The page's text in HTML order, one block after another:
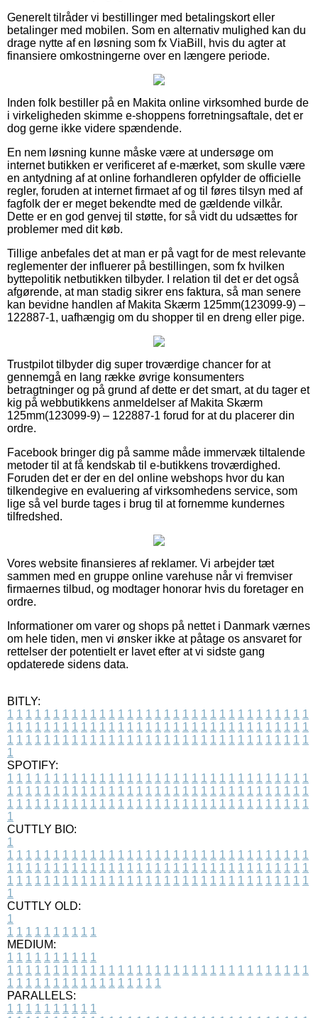
Generelt tilråder vi bestillinger med betalingskort eller
betalinger med mobilen. Som en alternativ mulighed kan du
drage nytte af en løsning som fx ViaBill, hvis du agter at
finansiere omkostningerne over en længere periode.
Inden folk bestiller på en Makita online virksomhed burde de
i virkeligheden skimme e-shoppens forretningsaftale, det er
dog gerne ikke videre spændende.
En nem løsning kunne måske være at undersøge om
internet butikken er verificeret af e-mærket, som skulle være
en antydning af at online forhandleren opfylder de officielle
regler, foruden at internet firmaet af og til føres tilsyn med af
fagfolk der er meget bekendte med de gældende vilkår.
Dette er en god genvej til støtte, for så vidt du udsættes for
problemer med dit køb.
Tillige anbefales det at man er på vagt for de mest relevante
reglementer der influerer på bestillingen, som fx hvilken
byttepolitik netbutikken tilbyder. I relation til det er det også
afgørende, at man stadig sikrer ens faktura, så man senere
kan bevidne handlen af Makita Skærm 125mm(123099-9) –
122887-1, uafhængig om du shopper til en dreng eller pige.
Trustpilot tilbyder dig super troværdige chancer for at
gennemgå en lang række øvrige konsumenters
betragtninger og på grund af dette er det smart, at du tager et
kig på webbutikkens anmeldelser af Makita Skærm
125mm(123099-9) – 122887-1 forud for at du placerer din
ordre.
Facebook bringer dig på samme måde immervæk tiltalende
metoder til at få kendskab til e-butikkens troværdighed.
Foruden det er der en del online webshops hvor du kan
tilkendegive en evaluering af virksomhedens service, som
lige så vel burde tages i brug til at fornemme kundernes
tilfredshed.
Vores website finansieres af reklamer. Vi arbejder tæt
sammen med en gruppe online varehuse når vi fremviser
firmaernes tilbud, og modtager honorar hvis du foretager en
ordre.
Informationer om varer og shops på nettet i Danmark værnes
om hele tiden, men vi ønsker ikke at påtage os ansvaret for
rettelser der potentielt er lavet efter at vi sidste gang
opdaterede sidens data.
BITLY:
1 1 1 1 1 1 1 1 1 1 1 1 1 1 1 1 1 1 1 1 1 1 1 1 1 1 1 1 1 1 1 1 1
1 1 1 1 1 1 1 1 1 1 1 1 1 1 1 1 1 1 1 1 1 1 1 1 1 1 1 1 1 1 1 1 1
1 1 1 1 1 1 1 1 1 1 1 1 1 1 1 1 1 1 1 1 1 1 1 1 1 1 1 1 1 1 1 1 1
1
SPOTIFY:
1 1 1 1 1 1 1 1 1 1 1 1 1 1 1 1 1 1 1 1 1 1 1 1 1 1 1 1 1 1 1 1 1
1 1 1 1 1 1 1 1 1 1 1 1 1 1 1 1 1 1 1 1 1 1 1 1 1 1 1 1 1 1 1 1 1
1 1 1 1 1 1 1 1 1 1 1 1 1 1 1 1 1 1 1 1 1 1 1 1 1 1 1 1 1 1 1 1 1
1
CUTTLY BIO:
1
1 1 1 1 1 1 1 1 1 1 1 1 1 1 1 1 1 1 1 1 1 1 1 1 1 1 1 1 1 1 1 1 1
1 1 1 1 1 1 1 1 1 1 1 1 1 1 1 1 1 1 1 1 1 1 1 1 1 1 1 1 1 1 1 1 1
1 1 1 1 1 1 1 1 1 1 1 1 1 1 1 1 1 1 1 1 1 1 1 1 1 1 1 1 1 1 1 1 1
1
CUTTLY OLD:
1
1 1 1 1 1 1 1 1 1 1
MEDIUM:
1 1 1 1 1 1 1 1 1 1
1 1 1 1 1 1 1 1 1 1 1 1 1 1 1 1 1 1 1 1 1 1 1 1 1 1 1 1 1 1 1 1 1
1 1 1 1 1 1 1 1 1 1 1 1 1 1 1 1 1
PARALLELS:
1 1 1 1 1 1 1 1 1 1